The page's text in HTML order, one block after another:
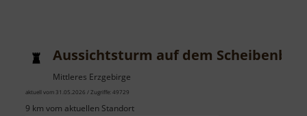
Aussichtsturm auf dem
Mittleres Erzgebirge
aktuell vom 31.05.2026 / Zugriffe: 49729
9 km vom aktuellen Standort